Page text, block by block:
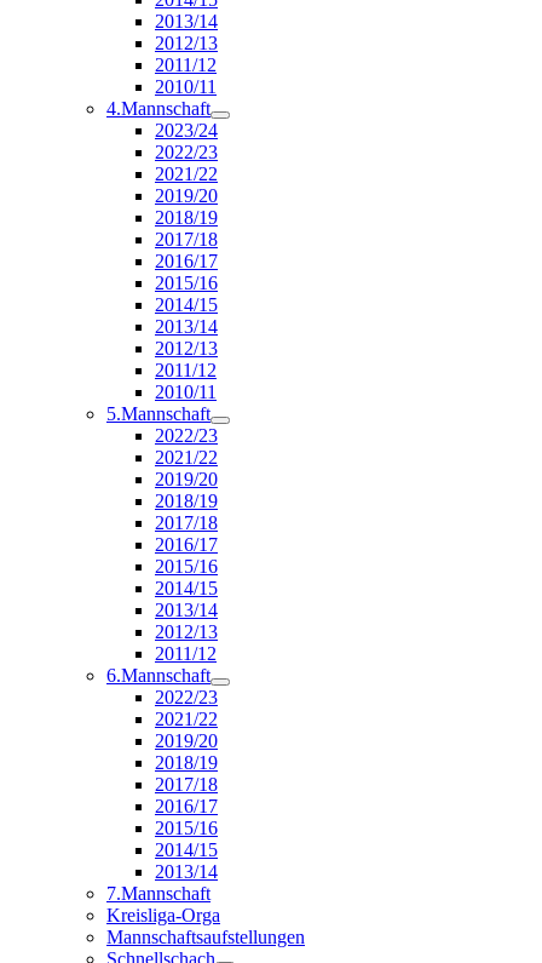
2013/14
2012/13
2011/12
2010/11
4.Mannschaft
2023/24
2022/23
2021/22
2019/20
2018/19
2017/18
2016/17
2015/16
2014/15
2013/14
2012/13
2011/12
2010/11
5.Mannschaft
2022/23
2021/22
2019/20
2018/19
2017/18
2016/17
2015/16
2014/15
2013/14
2012/13
2011/12
6.Mannschaft
2022/23
2021/22
2019/20
2018/19
2017/18
2016/17
2015/16
2014/15
2013/14
7.Mannschaft
Kreisliga-Orga
Mannschaftsaufstellungen
Schnellschach